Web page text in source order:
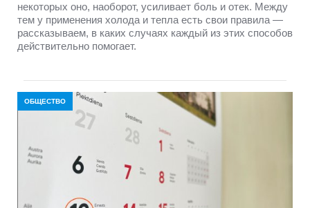
некоторых оно, наоборот, усиливает боль и отек. Между
тем у применения холода и тепла есть свои правила —
рассказываем, в каких случаях каждый из этих способов
действительно помогает.
ОБЩЕСТВО